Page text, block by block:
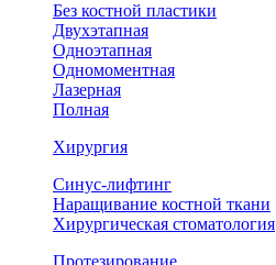
Без костной пластики
Двухэтапная
Одноэтапная
Одномоментная
Лазерная
Полная
Хирургия
Синус-лифтинг
Наращивание костной ткани
Хирургическая стоматология